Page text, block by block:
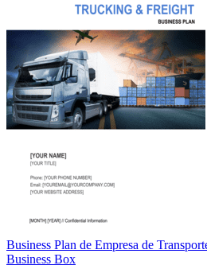
Business Plan de Empresa de
Business Box